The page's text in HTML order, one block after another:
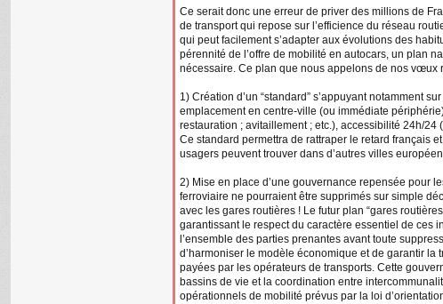
Ce serait donc une erreur de priver des millions de
de transport qui repose sur l’efficience du réseau
qui peut facilement s’adapter aux évolutions des
pérennité de l’offre de mobilité en autocars, un plan
nécessaire. Ce plan que nous appelons de nos vœux
1) Création d’un “standard” s’appuyant notamment
emplacement en centre-ville (ou immédiate
restauration ; avitaillement ; etc.), accessibilité 24h/
Ce standard permettra de rattraper le retard français
usagers peuvent trouver dans d’autres villes
2) Mise en place d’une gouvernance repensée pour
ferroviaire ne pourraient être supprimés sur simple
avec les gares routières ! Le futur plan “gares
garantissant le respect du caractère essentiel de ces
l’ensemble des parties prenantes avant toute
d’harmoniser le modèle économique et de garantir la
payées par les opérateurs de transports. Cette
bassins de vie et la coordination entre
opérationnels de mobilité prévus par la loi